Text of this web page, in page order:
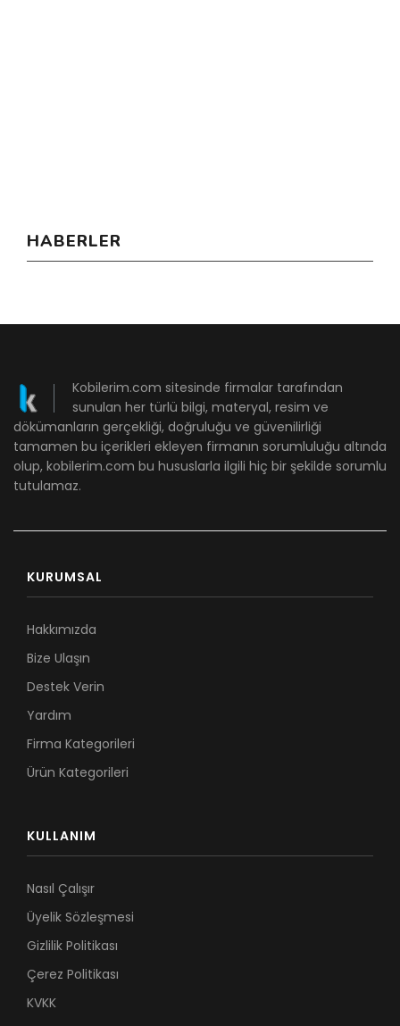
HABERLER
Kobilerim.com sitesinde firmalar tarafından
sunulan her türlü bilgi, materyal, resim ve
dökümanların gerçekliği, doğruluğu ve güvenilirliği
tamamen bu içerikleri ekleyen firmanın sorumluluğu altında
olup, kobilerim.com bu hususlarla ilgili hiç bir şekilde sorumlu
tutulamaz.
KURUMSAL
Hakkımızda
Bize Ulaşın
Destek Verin
Yardım
Firma Kategorileri
Ürün Kategorileri
KULLANIM
Nasıl Çalışır
Üyelik Sözleşmesi
Gizlilik Politikası
Çerez Politikası
KVKK